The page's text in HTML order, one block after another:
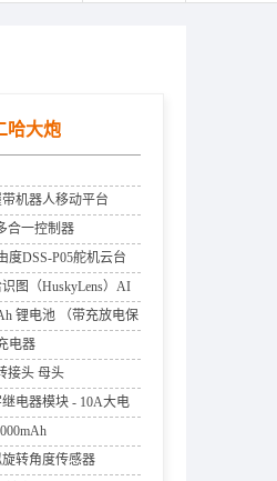
哈大炮
带机器人移动平台
合一控制器
度DSS-P05舵机云台
图（HuskyLens）AI
云科创教育
锂电池 （带充放电保
电器
接头 母头
电器模块 - 10A大电
转角度传感器